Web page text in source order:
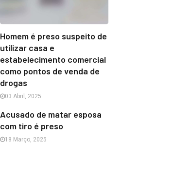
Homem é preso suspeito de
utilizar casa e
estabelecimento comercial
como pontos de venda de
drogas
03 Abril, 2025
Acusado de matar esposa
com tiro é preso
18 Março, 2025